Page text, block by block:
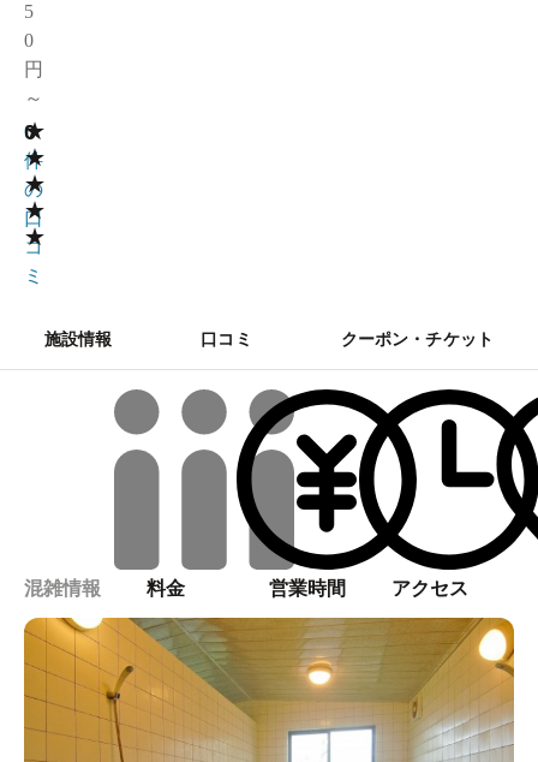
5
0
円
～
★
★
★
★
★
0
0
件
の
口
コ
ミ
施設情報 口コミ クーポン・チケット
混雑情報 料金 営業時間 アクセス